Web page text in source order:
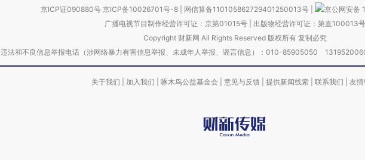
京ICP证090880号 京ICP备10026701号-8 网信算备110105862729401250013号
京公网安备
广播电视节目制作经营许可证：京第01015号| 出版物经营许可证：第直100013号
Copyright 财新网 All Rights Reserved 版权所有 复制必究
违法和不良信息举报电话（涉网络暴力有害信息举报、未成年人举报、谣言信息）：010-85905050
关于我们 加入我们 啄木鸟公益基金会 意见与反馈 提供新闻线索 联系我们 友